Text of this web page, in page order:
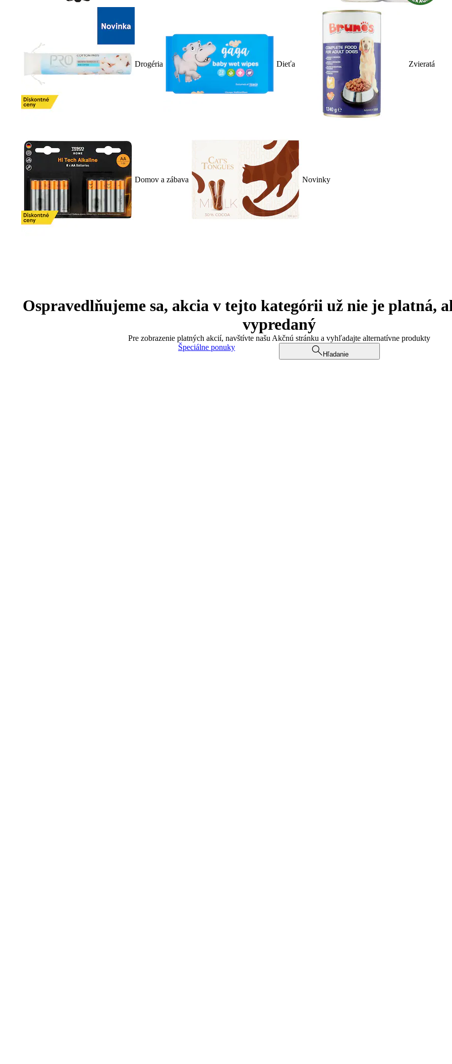
Drogéria Dieťa Zvieratá
Domov a zábava Novinky
Ospravedlňujeme sa, akcia v tejto kategórii už nie je platná,
vypredaný
Pre zobrazenie platných akcií, navštívte našu Akčnú stránku a vyhľadajte alternatívne produkty
Špeciálne ponuky
Hľadanie